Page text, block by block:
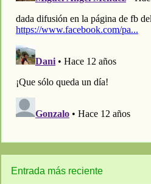
Entrada más reciente